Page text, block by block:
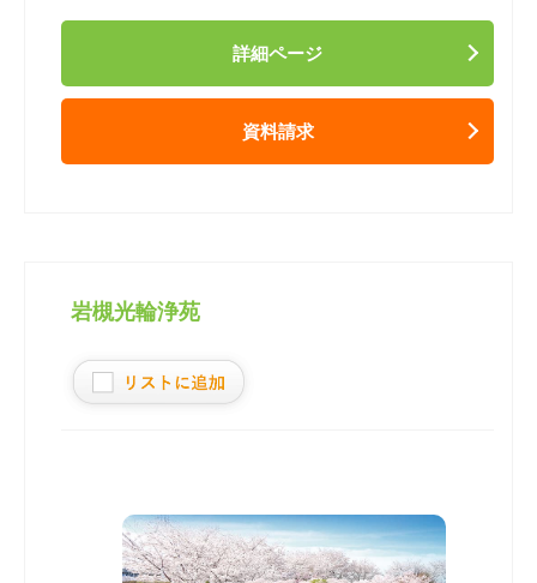
詳細ページ
資料請求
岩槻光輪浄苑